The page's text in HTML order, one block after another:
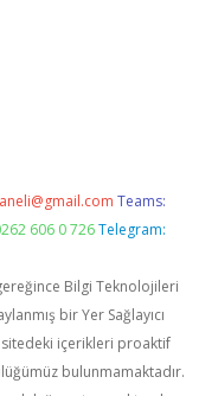
Teams:
606 0 726 Telegram:
Bilgi Teknolojileri
bir Yer Sağlayıcı
içerikleri proaktif
bulunmamaktadır.